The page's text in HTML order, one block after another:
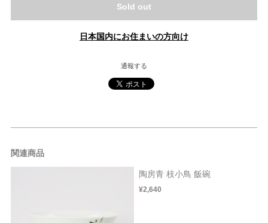
Sold out
日本国内にお住まいの方向け
通報する
関連商品
陶房青 枝小鳥 飯碗
¥2,640